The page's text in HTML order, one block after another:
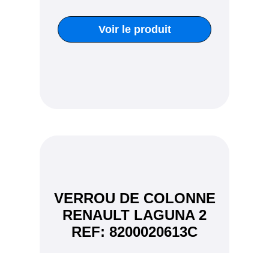
Voir le produit
VERROU DE COLONNE
RENAULT LAGUNA 2
REF: 8200020613C